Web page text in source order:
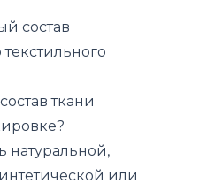
состав
ткани
натуральной,
или